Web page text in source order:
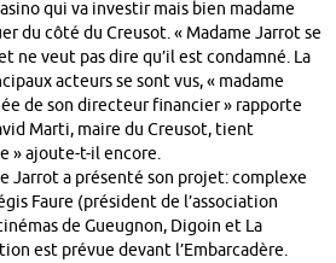
qui va investir mais bien madame
du côté du Creusot. « Madame Jarrot se
ne veut pas dire qu’il est condamné. La
acteurs se sont vus, « madame
de son directeur financier » rapporte
Marti, maire du Creusot, tient
» ajoute-t-il encore.
Jarrot a présenté son projet: complexe
Faure (président de l’association
de Gueugnon, Digoin et La
est prévue devant l’Embarcadère.